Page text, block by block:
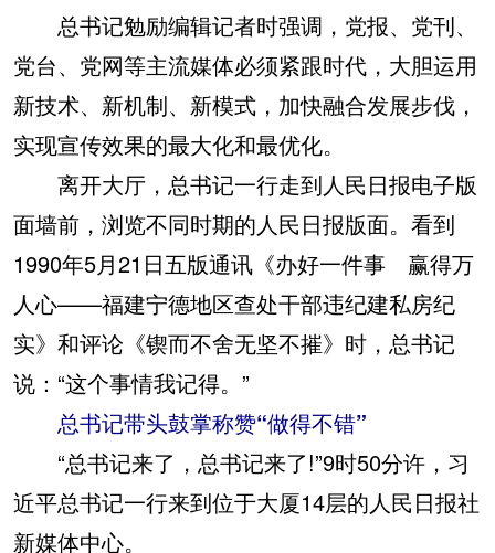
总书记勉励编辑记者时强调，党报、党刊、
党台、党网等主流媒体必须紧跟时代，大胆运用
新技术、新机制、新模式，加快融合发展步伐，
实现宣传效果的最大化和最优化。
离开大厅，总书记一行走到人民日报电子版
面墙前，浏览不同时期的人民日报版面。看到
1990年5月21日五版通讯《办好一件事 赢得万
人心——福建宁德地区查处干部违纪建私房纪
实》和评论《锲而不舍无坚不摧》时，总书记
说：“这个事情我记得。”
总书记带头鼓掌称赞“做得不错”
“总书记来了，总书记来了!”9时50分许，习
近平总书记一行来到位于大厦14层的人民日报社
新媒体中心。